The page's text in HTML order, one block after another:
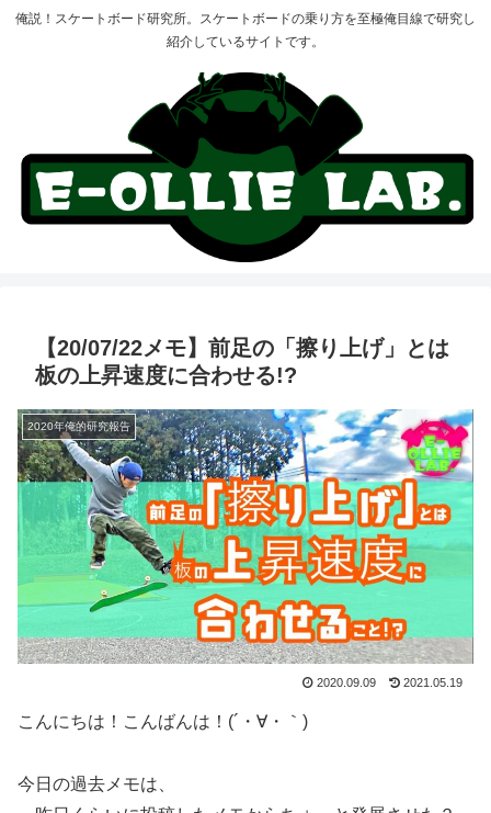
俺説！スケートボード研究所。スケートボードの乗り方を至極俺目線で研究し
紹介しているサイトです。
【20/07/22メモ】前足の「擦り上げ」とは
板の上昇速度に合わせる!?
2020年俺的研究報告
2020.09.09 2021.05.19
こんにちは！こんばんは！(´・∀・｀)
今日の過去メモは、